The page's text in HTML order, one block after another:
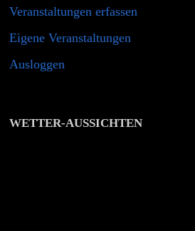
Veranstaltungen erfassen
Eigene Veranstaltungen
Ausloggen
WETTER-AUSSICHTEN